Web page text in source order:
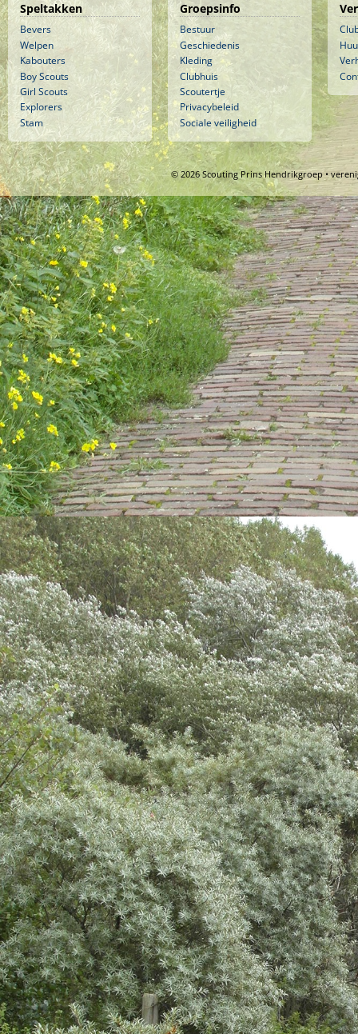
Speltakken
Bevers
Welpen
Kabouters
Boy Scouts
Girl Scouts
Explorers
Stam
Groepsinfo
Bestuur
Geschiedenis
Kleding
Clubhuis
Scoutertje
Privacybeleid
Sociale veiligheid
© 2026 Scouting Prins Hendrikgroep •